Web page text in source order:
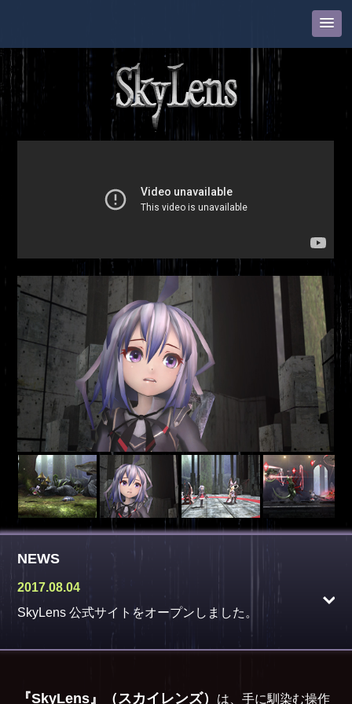
NEWS
2017.08.04
SkyLens 公式サイトをオープンしました。
『SkyLens』（スカイレンズ） は、手に馴染む操作